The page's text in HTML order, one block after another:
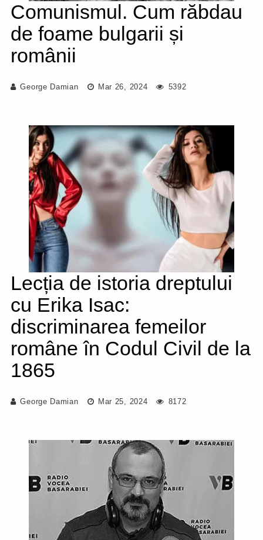
Comunismul. Cum răbdau
de foame bulgarii și
românii
George Damian Mar 26, 2024 5392
Lecția de istoria dreptului
cu Erika Isac:
discriminarea femeilor
române în Codul Civil de la
1865
George Damian Mar 25, 2024 8172